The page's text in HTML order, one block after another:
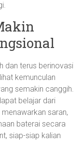
dan terus berinovasi
kemunculan
semakin canggih.
belajar dari
saran,
baterai secara
siap-siap kalian